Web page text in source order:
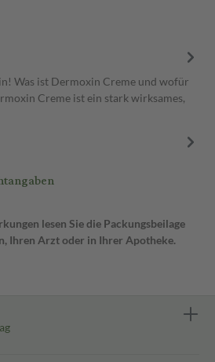
Was ist Dermoxin Creme und wofür
Creme ist ein stark wirksames,
lesen Sie die Packungsbeilage
Ihren Arzt oder in Ihrer Apotheke.